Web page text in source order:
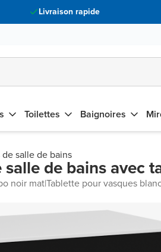
Livraison rapide
Toilettes Baignoires
salle de bains
de bains avec
noir mat|Tablette pour vasques